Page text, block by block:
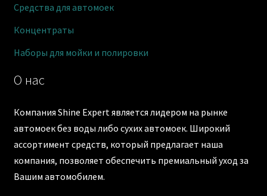
О нас
Компания Shine Expert является лидером на рынке
автомоек без воды либо сухих автомоек. Широкий
ассортимент средств, который предлагает наша
компания, позволяет обеспечить премиальный уход за
Вашим автомобилем.
Средства для автомоек
Концентраты
Наборы для мойки и полировки